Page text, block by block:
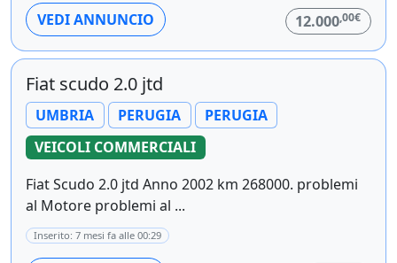
VEDI ANNUNCIO 12.000,00€
Fiat scudo 2.0 jtd
UMBRIA PERUGIA
PERUGIA
VEICOLI COMMERCIALI
Fiat Scudo 2.0 jtd Anno 2002 km 268000. problemi
al Motore problemi al ...
Inserito: 7 mesi fa alle 00:29